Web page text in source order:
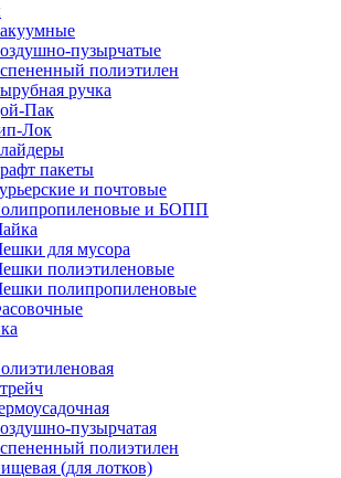
пузырчатые
полиэтилен
ручка
Пак
Лок
пакеты
и почтовые
и БОПП
для мусора
полиэтиленовые
полипропиленовые
пузырчатая
полиэтилен
(для лотков)